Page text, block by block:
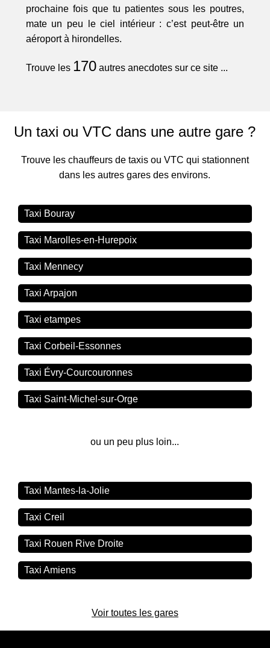
prochaine fois que tu patientes sous les poutres,
mate un peu le ciel intérieur : c’est peut-être un
aéroport à hirondelles.
Trouve les 170autres anecdotes sur ce site ...
Un taxi ou VTC dans une autre gare ?
Trouve les chauffeurs de taxis ou VTC qui stationnent
dans les autres gares des environs.
Taxi Bouray
Taxi Marolles-en-Hurepoix
Taxi Mennecy
Taxi Arpajon
Taxi etampes
Taxi Corbeil-Essonnes
Taxi Évry-Courcouronnes
Taxi Saint-Michel-sur-Orge
ou un peu plus loin...
Taxi Mantes-la-Jolie
Taxi Creil
Taxi Rouen Rive Droite
Taxi Amiens
Voir toutes les gares